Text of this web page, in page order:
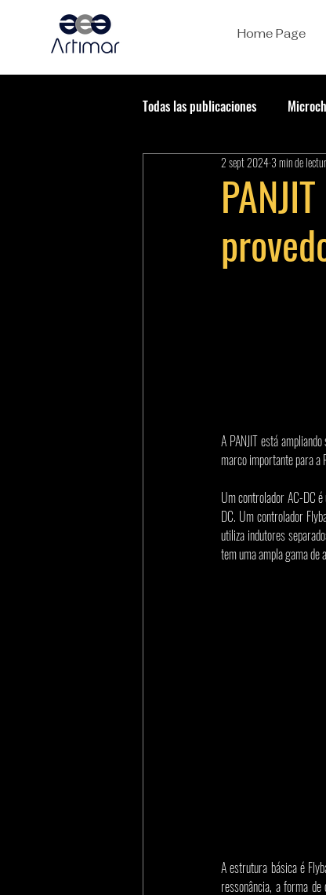
Home Page
Todas las publicaciones
2 sept 20243 min de
A PANJIT está
marco importante para a
Um controlador AC-DC
DC. Um controlador
utiliza indutores
tem uma ampla gama de
A estrutura básica é
ressonância, a forma de